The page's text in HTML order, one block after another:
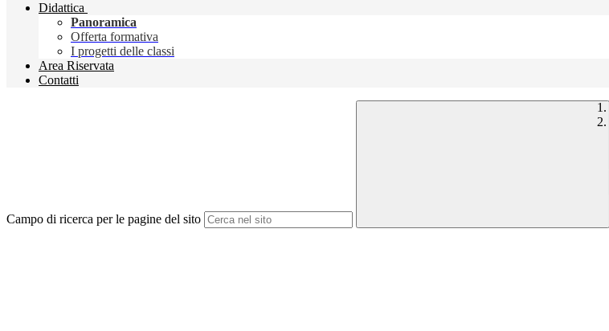
Didattica
Panoramica
Offerta formativa
I progetti delle classi
Area Riservata
Contatti
Campo di ricerca per le pagine del sito